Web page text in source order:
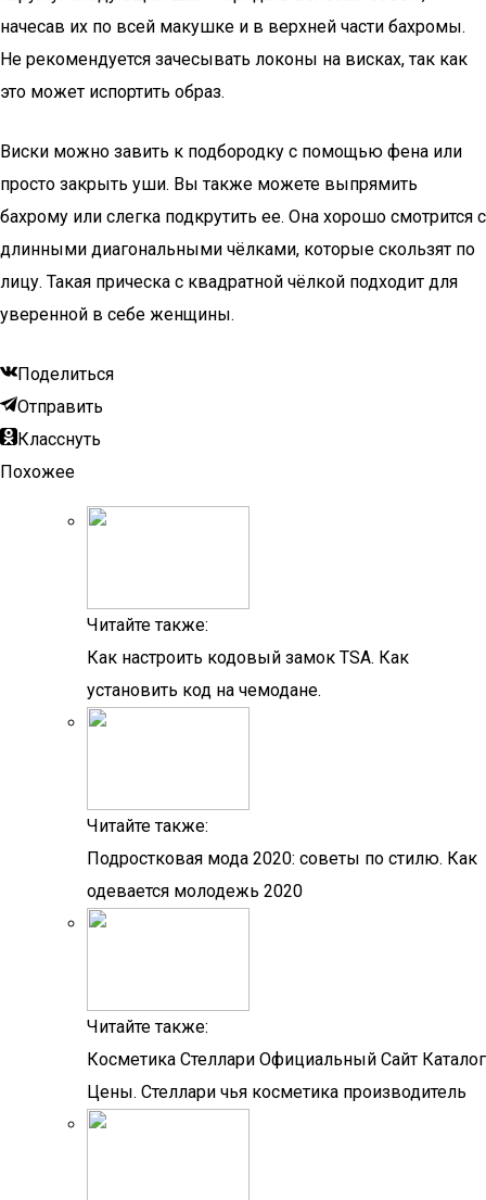
начесав их по всей макушке и в верхней части бахромы.
Не рекомендуется зачесывать локоны на висках, так как
это может испортить образ.
Виски можно завить к подбородку с помощью фена или
просто закрыть уши. Вы также можете выпрямить
бахрому или слегка подкрутить ее. Она хорошо смотрится с
длинными диагональными чёлками, которые скользят по
лицу. Такая прическа с квадратной чёлкой подходит для
уверенной в себе женщины.
Поделиться
Отправить
Класснуть
Похожее
Читайте также:
Как настроить кодовый замок TSA. Как
установить код на чемодане.
Читайте также:
Подростковая мода 2020: советы по стилю. Как
одевается молодежь 2020
Читайте также:
Косметика Стеллари Официальный Сайт Каталог
Цены. Стеллари чья косметика производитель